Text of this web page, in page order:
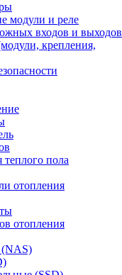
модули и реле
входов и выходов
крепления,
теплого пола
отопления
отопления
(NAS)